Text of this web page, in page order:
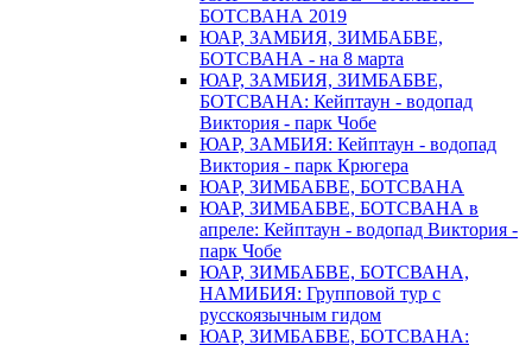
БОТСВАНА 2019
ЮАР, ЗАМБИЯ, ЗИМБАБВЕ,
БОТСВАНА - на 8 марта
ЮАР, ЗАМБИЯ, ЗИМБАБВЕ,
БОТСВАНА: Кейптаун - водопад
Виктория - парк Чобе
ЮАР, ЗАМБИЯ: Кейптаун - водопад
Виктория - парк Крюгера
ЮАР, ЗИМБАБВЕ, БОТСВАНА
ЮАР, ЗИМБАБВЕ, БОТСВАНА в
апреле: Кейптаун - водопад Виктория -
парк Чобе
ЮАР, ЗИМБАБВЕ, БОТСВАНА,
НАМИБИЯ: Групповой тур с
русскоязычным гидом
ЮАР, ЗИМБАБВЕ, БОТСВАНА: